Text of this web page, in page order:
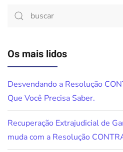
Os mais lidos
Desvendando a Resolução
Que Você Precisa Saber.
Recuperação Extrajudicial de
muda com a Resolução